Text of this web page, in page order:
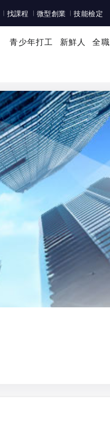
通
通
找課程 微型創業 技能檢定
青少年打工 新鮮人 全職